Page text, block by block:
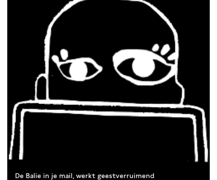
De Balie in je mail, werkt geestverruimend